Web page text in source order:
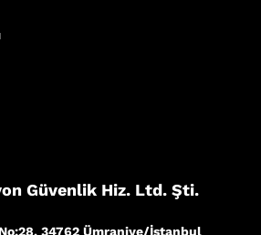
Güvenlik Hiz. Ltd. Şti.
34762 Ümraniye/İstanbul